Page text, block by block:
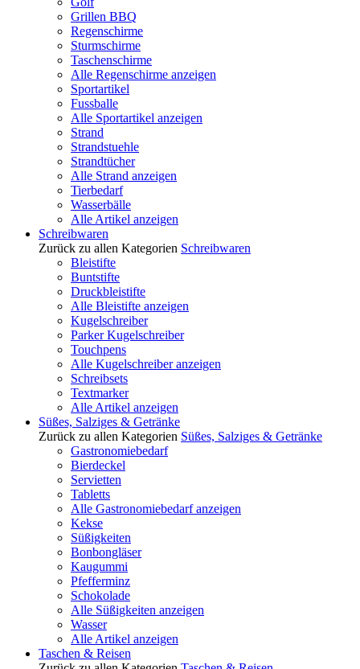
Grillen BBQ
Regenschirme
Sturmschirme
Taschenschirme
Alle Regenschirme anzeigen
Sportartikel
Fussballe
Alle Sportartikel anzeigen
Strand
Strandstuehle
Strandtücher
Alle Strand anzeigen
Tierbedarf
Wasserbälle
Alle Artikel anzeigen
Schreibwaren
Zurück zu allen Kategorien Schreibwaren
Bleistifte
Buntstifte
Druckbleistifte
Alle Bleistifte anzeigen
Kugelschreiber
Parker Kugelschreiber
Touchpens
Alle Kugelschreiber anzeigen
Schreibsets
Textmarker
Alle Artikel anzeigen
Süßes, Salziges & Getränke
Zurück zu allen Kategorien Süßes, Salziges & Getränke
Gastronomiebedarf
Bierdeckel
Servietten
Tabletts
Alle Gastronomiebedarf anzeigen
Kekse
Süßigkeiten
Bonbongläser
Kaugummi
Pfefferminz
Schokolade
Alle Süßigkeiten anzeigen
Wasser
Alle Artikel anzeigen
Taschen & Reisen